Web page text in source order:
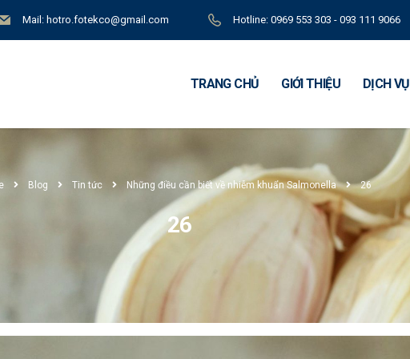
Mail: hotro.fotekco@gmail.com Hotline: 0969 553 303 - 093 111 9066
TRANG CHỦ GIỚI THIỆU DỊCH VỤ
Blog Tin tức Những điều cần biết về nhiễm khuẩn Salmonella 26
26